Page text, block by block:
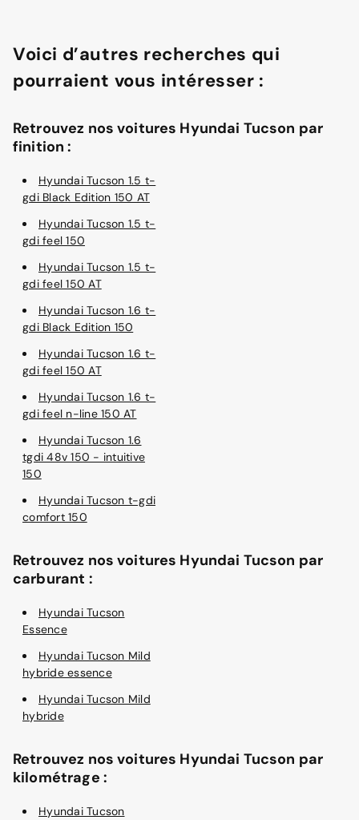
Voici d’autres recherches qui
pourraient vous intéresser :
Retrouvez nos voitures Hyundai Tucson par
finition :
Hyundai Tucson 1.5 t-
gdi Black Edition 150 AT
Hyundai Tucson 1.5 t-
gdi feel 150
Hyundai Tucson 1.5 t-
gdi feel 150 AT
Hyundai Tucson 1.6 t-
gdi Black Edition 150
Hyundai Tucson 1.6 t-
gdi feel 150 AT
Hyundai Tucson 1.6 t-
gdi feel n-line 150 AT
Hyundai Tucson 1.6
tgdi 48v 150 - intuitive
150
Hyundai Tucson t-gdi
comfort 150
Retrouvez nos voitures Hyundai Tucson par
carburant :
Hyundai Tucson
Essence
Hyundai Tucson Mild
hybride essence
Hyundai Tucson Mild
hybride
Retrouvez nos voitures Hyundai Tucson par
kilométrage :
Hyundai Tucson